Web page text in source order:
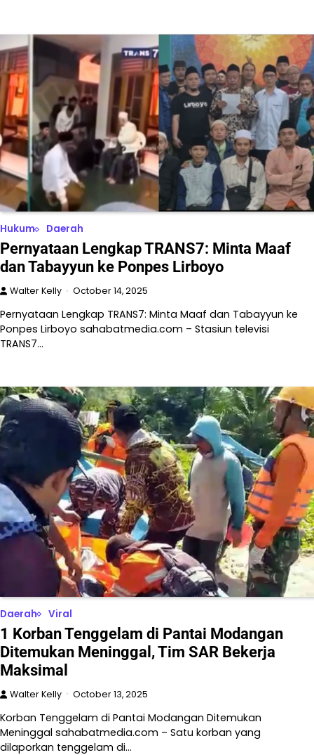
Hukum Daerah
Pernyataan Lengkap TRANS7: Minta Maaf
dan Tabayyun ke Ponpes Lirboyo
Walter Kelly October 14, 2025
Pernyataan Lengkap TRANS7: Minta Maaf dan Tabayyun ke
Ponpes Lirboyo sahabatmedia.com – Stasiun televisi
TRANS7…
Daerah Viral
1 Korban Tenggelam di Pantai Modangan
Ditemukan Meninggal, Tim SAR Bekerja
Maksimal
Walter Kelly October 13, 2025
Korban Tenggelam di Pantai Modangan Ditemukan
Meninggal sahabatmedia.com – Satu korban yang
dilaporkan tenggelam di…